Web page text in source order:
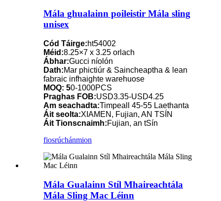
Mála ghualainn poileistir Mála sling
unisex
Cód Táirge:ht54002
Méid:8.25×7 x 3.25 orlach
Ábhar:Gucci níolón
Dath:Mar phictiúr & Saincheaptha & lean
fabraic infhaighte warehuose
MOQ: 50-1000PCS
Praghas FOB:USD3.35-USD4.25
Am seachadta:Timpeall 45-55 Laethanta
Áit seolta:XIAMEN, Fujian, AN TSÍN
Áit Tionscnaimh:Fujian, an tSín
fiosrúchánmion
Mála Gualainn Stíl Mhaireachtála
Mála Sling Mac Léinn